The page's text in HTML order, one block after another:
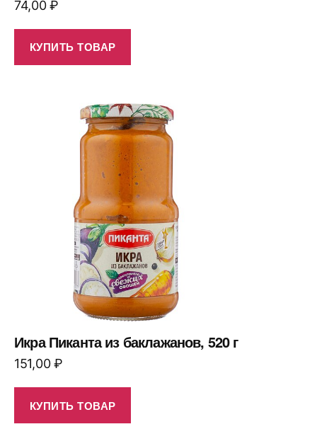
74,00₽
КУПИТЬ ТОВАР
Икра Пиканта из баклажанов, 520 г
151,00₽
КУПИТЬ ТОВАР